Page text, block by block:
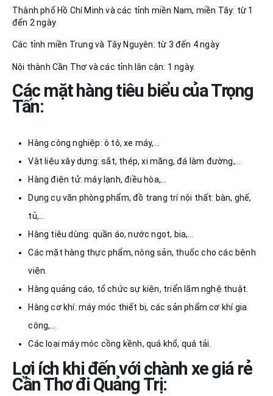
Thành phố Hồ Chí Minh và các tỉnh miền Nam, miền Tây: từ 1
đến 2 ngày
Các tỉnh miền Trung và Tây Nguyên: từ 3 đến 4 ngày
Nội thành Cần Thơ và các tỉnh lân cận: 1 ngày.
Các mặt hàng tiêu biểu của Trọng
Tấn:
Hàng công nghiệp: ô tô, xe máy,…
Vật liệu xây dựng: sắt, thép, xi măng, đá làm đường,…
Hàng điện tử: máy lạnh, điều hòa,…
Dụng cụ văn phòng phẩm, đồ trang trí nội thất: bàn, ghế,
tủ,…
Hàng tiêu dùng: quần áo, nước ngọt, bia,…
Các mặt hàng thực phẩm, nông sản, thuốc cho các bệnh
viện.
Hàng quảng cáo, tổ chức sự kiện, triển lãm nghệ thuật.
Hàng cơ khí: máy móc thiết bị, các sản phẩm cơ khí gia
công,…
Các loại máy móc cồng kềnh, quá khổ, quá tải.
Lợi ích khi đến với chành xe giá rẻ
Cần Thơ đi Quảng Trị: